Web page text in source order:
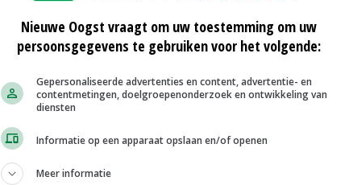
'Uien en knolselderij kwamen als
beste uit de zilte proef'
Studenten onderzoeken verzilting
Nieuwe Oogst vraagt om uw toestemming om uw
persoonsgegevens te gebruiken voor het volgende:
Gepersonaliseerde advertenties en content, advertentie- en
contentmetingen, doelgroepenonderzoek en ontwikkeling van
diensten
Informatie op een apparaat opslaan en/of openen
Meer informatie